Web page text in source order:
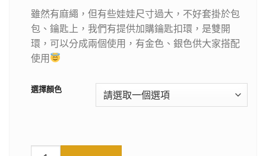
雖然有麻繩，但有些娃娃尺寸過大，不好套掛於包
包、鑰匙上，我們有提供加購鑰匙扣環，是雙開
環，可以分成兩個使用，有金色、銀色供大家搭配
使用
選擇顏色